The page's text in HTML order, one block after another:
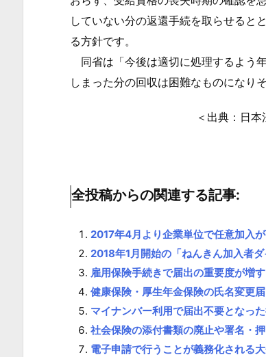
支
払
い
立
は
受
給
者
に
返
還
していない分の返還手続を取らせると
る方針です。
同省は「今後は適切に処理するよう
しまった分の回収は困難なものになりそ
＜出典：日
全投稿からの関連する記事:
2017年4月より企業単位で任意加入
2018年1月開始の「ねんきん加入者ダ
雇用保険手続きで届出の重要度が増
健康保険・厚生年金保険の氏名変更
マイナンバー利用で届出不要となっ
社会保険の添付書類の廃止や署名・
電子申請で行うことが義務化される